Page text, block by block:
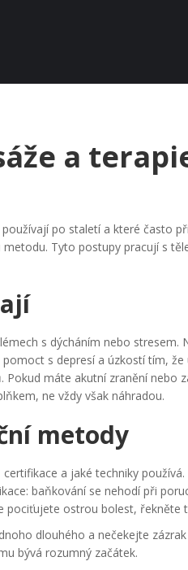
a
po staletí a které často
Tyto postupy pracují s
s dýcháním nebo stresem.
s depresí a úzkostí tím,
máte akutní zranění nebo
ne vždy však náhradou.
metody
a jaké techniky
baňkování se nehodí při
pociťujete ostrou bolest, řekněte
dlouhého a nečekejte
bývá rozumný začátek.